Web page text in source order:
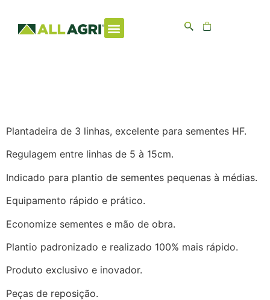
Plantadeira de
Plantadeira de 3 linhas, excelente para sementes HF.
Regulagem entre linhas de 5 à 15cm.
Indicado para plantio de sementes pequenas à médias.
Equipamento rápido e prático.
Economize sementes e mão de obra.
Plantio padronizado e realizado 100% mais rápido.
Produto exclusivo e inovador.
Peças de reposição.